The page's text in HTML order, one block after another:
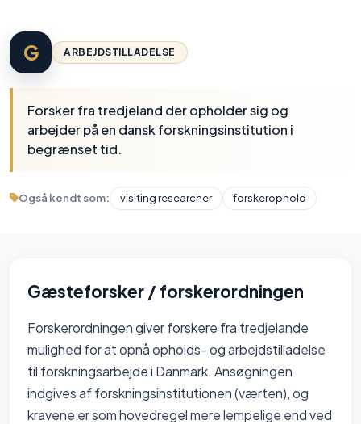
G ARBEJDSTILLADELSE
Forsker fra tredjeland der opholder sig og
arbejder på en dansk forskningsinstitution i
begrænset tid.
Også kendt som: visiting researcher forskerophold
Gæsteforsker / forskerordningen
Forskerordningen giver forskere fra tredjelande
mulighed for at opnå opholds- og arbejdstilladelse
til forskningsarbejde i Danmark. Ansøgningen
indgives af forskningsinstitutionen (værten), og
kravene er som hovedregel mere lempelige end ved